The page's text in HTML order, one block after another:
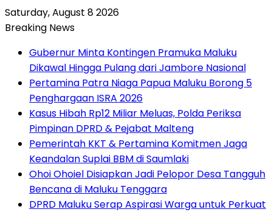
Saturday, August 8 2026
Breaking News
Gubernur Minta Kontingen Pramuka Maluku
Dikawal Hingga Pulang dari Jambore Nasional
Pertamina Patra Niaga Papua Maluku Borong 5
Penghargaan ISRA 2026
Kasus Hibah Rp12 Miliar Meluas, Polda Periksa
Pimpinan DPRD & Pejabat Malteng
Pemerintah KKT & Pertamina Komitmen Jaga
Keandalan Suplai BBM di Saumlaki
Ohoi Ohoiel Disiapkan Jadi Pelopor Desa Tangguh
Bencana di Maluku Tenggara
DPRD Maluku Serap Aspirasi Warga untuk Perkuat